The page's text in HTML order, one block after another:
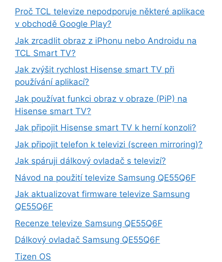
Proč TCL televize nepodporuje některé aplikace
v obchodě Google Play?
Jak zrcadlit obraz z iPhonu nebo Androidu na
TCL Smart TV?
Jak zvýšit rychlost Hisense smart TV při
používání aplikací?
Jak používat funkci obraz v obraze (PiP) na
Hisense smart TV?
Jak připojit Hisense smart TV k herní konzoli?
Jak připojit telefon k televizi (screen mirroring)?
Jak spáruji dálkový ovladač s televizí?
Návod na použití televize Samsung QE55Q6F
Jak aktualizovat firmware televize Samsung
QE55Q6F
Recenze televize Samsung QE55Q6F
Dálkový ovladač Samsung QE55Q6F
Tizen OS